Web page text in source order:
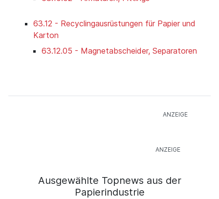
63.12 - Recyclingausrüstungen für Papier und
Karton
63.12.05 - Magnetabscheider, Separatoren
Ausgewählte Topnews aus der
Papierindustrie